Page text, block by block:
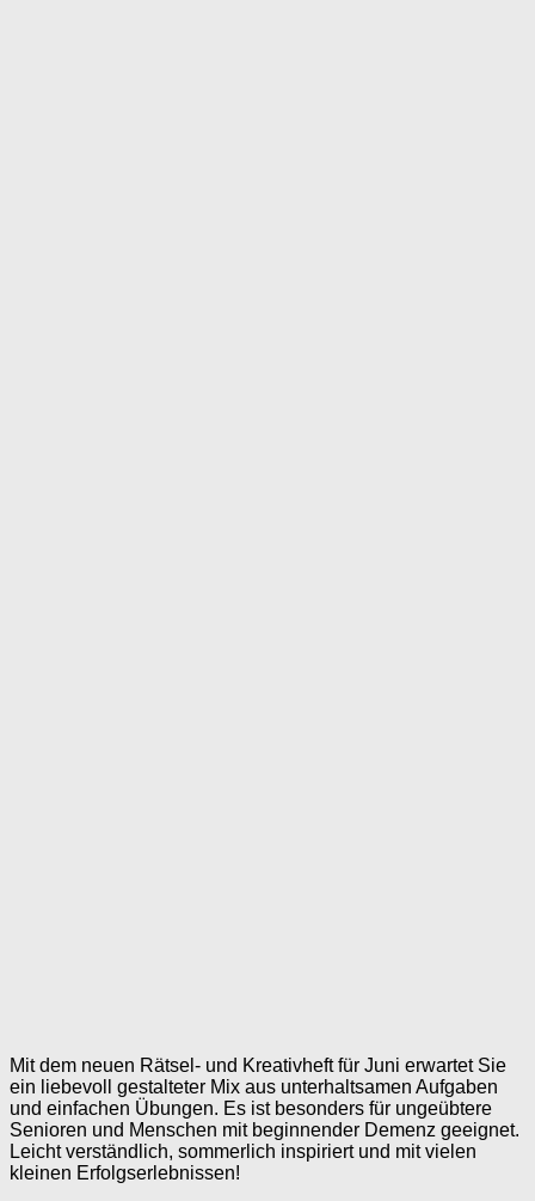
Mit dem neuen Rätsel- und Kreativheft für Juni erwartet Sie
ein liebevoll gestalteter Mix aus unterhaltsamen Aufgaben
und einfachen Übungen. Es ist besonders für ungeübtere
Senioren und Menschen mit beginnender Demenz geeignet.
Leicht verständlich, sommerlich inspiriert und mit vielen
kleinen Erfolgserlebnissen!